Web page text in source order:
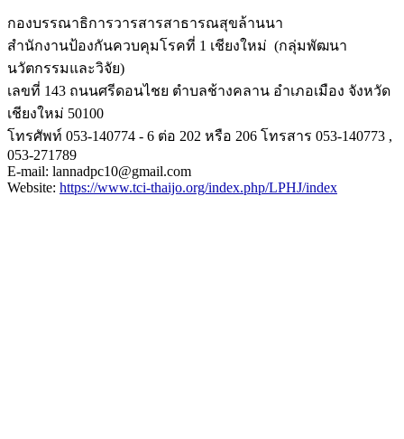
กองบรรณาธิการวารสารสาธารณสุขล้านนา
สำนักงานป้องกันควบคุมโรคที่ 1 เชียงใหม่ (กลุ่มพัฒนา
นวัตกรรมและวิจัย)
เลขที่ 143 ถนนศรีดอนไชย ตำบลช้างคลาน อำเภอเมือง จังหวัด
เชียงใหม่ 50100
โทรศัพท์ 053-140774 - 6 ต่อ 202 หรือ 206 โทรสาร 053-140773 ,
053-271789
E-mail: lannadpc10@gmail.com
Website: https://www.tci-thaijo.org/index.php/LPHJ/index